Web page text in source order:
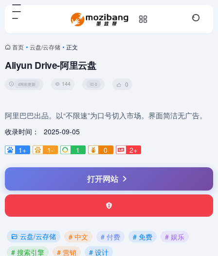
首页 • 云盘/云存储 • 正文
Aliyun Drive-阿里云盘
4周前更新 144 0 0
阿里巴巴出品。以“不限速”为口号切入市场。界面简洁无广告。
收录时间：
2025-09-05
1+
1- 1 0 2+
打开网站
云盘/云存储 # 中文 # 付费 # 免费
# 娱乐
# 搜索引擎
# 营销 # 设计